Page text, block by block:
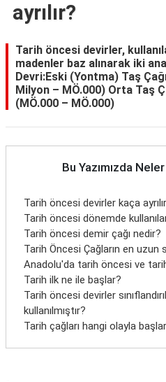
Yaşam
Hukuk
Blog
ayrılır?
Tarih öncesi devirler,
madenler baz alınarak iki
Devri:Eski (Yontma) Taş
Milyon – MÖ.000) Orta Taş
(MÖ.000 – MÖ.000)
Bu Yazımızda
Tarih öncesi devirler kaça
Tarih öncesi dönemde
Tarih öncesi demir çağı nedir?
Tarih Öncesi Çağların en
Anadolu'da tarih öncesi ve
Tarih ilk ne ile başlar?
Tarih öncesi devirler
kullanılmıştır?
Tarih çağları hangi olayla